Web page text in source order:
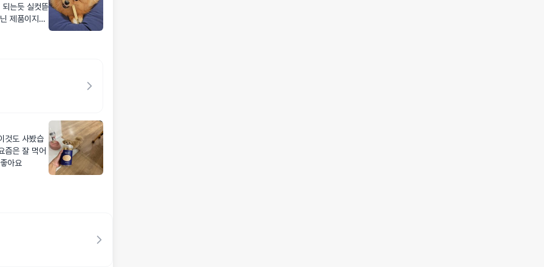
는듯 실컷뜯
제품이지만
것도 사봤습
즘은 잘 먹어
아요